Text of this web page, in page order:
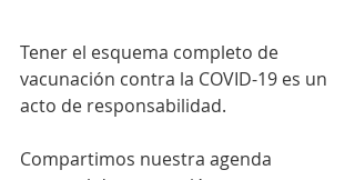
Tener el esquema completo de
vacunación contra la COVID-19 es un
acto de responsabilidad.
Compartimos nuestra agenda